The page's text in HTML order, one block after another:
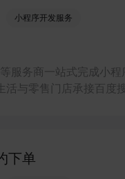
小程序开发服务
服务商一站式完成小程
活与零售门店承接百度
下单